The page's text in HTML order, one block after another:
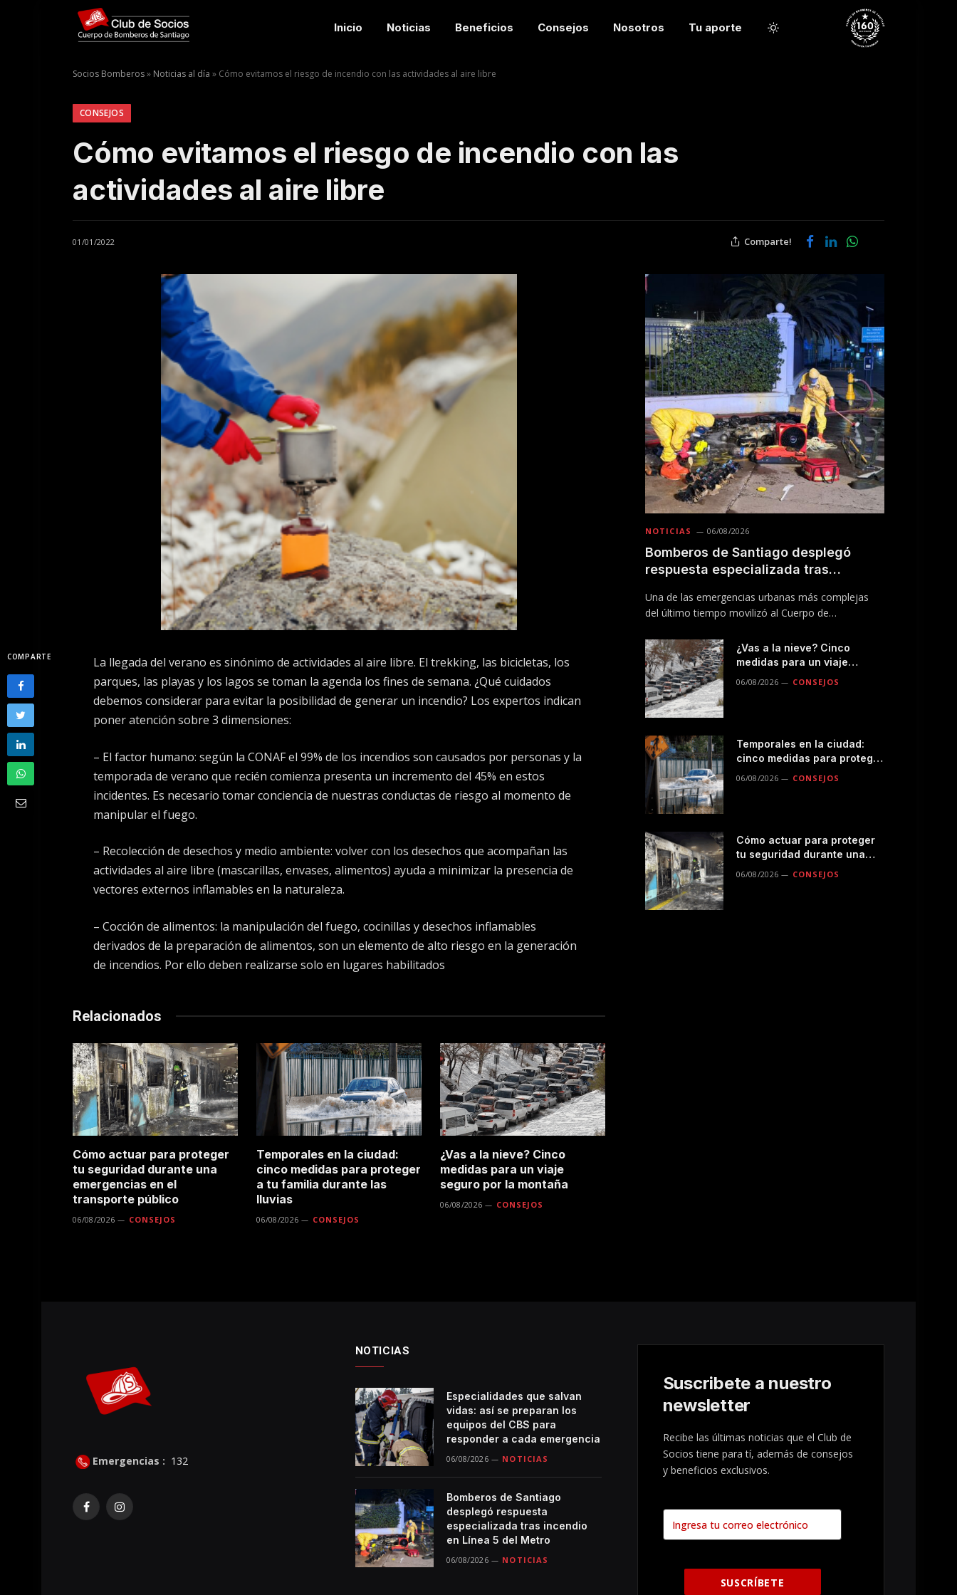
Inicio Noticias Beneficios Consejos Nosotros Tu aporte
Socios Bomberos» Noticias al día » Cómo evitamos el riesgo de incendio con las actividades al aire libre
CONSEJOS
Cómo evitamos el riesgo de incendio con las
actividades al aire libre
01/01/2022 Comparte!
COMPARTE
La llegada del verano es sinónimo de actividades al aire libre. El trekking, las bicicletas, los
parques, las playas y los lagos se toman la agenda los fines de semana. ¿Qué cuidados
debemos considerar para evitar la posibilidad de generar un incendio? Los expertos indican
poner atención sobre 3 dimensiones:
– El factor humano: según la CONAF el 99% de los incendios son causados por personas y la
temporada de verano que recién comienza presenta un incremento del 45% en estos
incidentes. Es necesario tomar conciencia de nuestras conductas de riesgo al momento de
manipular el fuego.
– Recolección de desechos y medio ambiente: volver con los desechos que acompañan las
actividades al aire libre (mascarillas, envases, alimentos) ayuda a minimizar la presencia de
vectores externos inflamables en la naturaleza.
– Cocción de alimentos: la manipulación del fuego, cocinillas y desechos inflamables
derivados de la preparación de alimentos, son un elemento de alto riesgo en la generación
de incendios. Por ello deben realizarse solo en lugares habilitados
Relacionados
Cómo actuar para proteger
tu seguridad durante una
emergencias en el
transporte público
06/08/2026 CONSEJOS
Temporales en la ciudad:
cinco medidas para proteger
a tu familia durante las
lluvias
06/08/2026 CONSEJOS
¿Vas a la nieve? Cinco
medidas para un viaje
seguro por la montaña
06/08/2026 CONSEJOS
NOTICIAS 06/08/2026
Bomberos de Santiago desplegó
respuesta especializada tras
Una de las emergencias urbanas más complejas
del último tiempo movilizó al Cuerpo de
¿Vas a la nieve? Cinco
medidas para un viaje
06/08/2026 CONSEJOS
Temporales en la ciudad:
cinco medidas para proteger
06/08/2026 CONSEJOS
Cómo actuar para proteger
tu seguridad durante una
transporte público
06/08/2026 CONSEJOS
Emergencias : 132
FacebookInstagram
NOTICIAS
Especialidades que salvan
vidas: así se preparan los
equipos del CBS para
responder a cada emergencia
06/08/2026 NOTICIAS
Bomberos de Santiago
desplegó respuesta
especializada tras incendio
en Línea 5 del Metro
06/08/2026 NOTICIAS
Suscribete a nuestro
newsletter
Recibe las últimas noticias que el Club de
Socios tiene para tí, además de consejos
y beneficios exclusivos.